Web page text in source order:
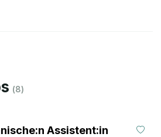
(8)
Assistent:in